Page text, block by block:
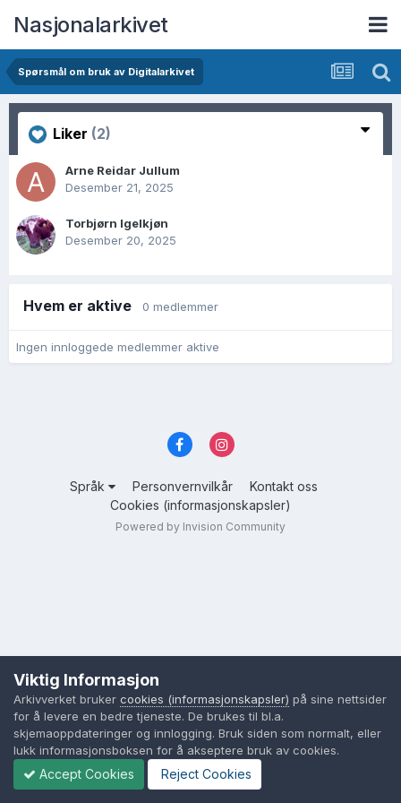
Nasjonalarkivet
Spørsmål om bruk av Digitalarkivet
Liker (2)
Arne Reidar Jullum
Desember 21, 2025
Torbjørn Igelkjøn
Desember 20, 2025
Hvem er aktive 0 medlemmer
Ingen innloggede medlemmer aktive
Språk Personvernvilkår
Kontakt oss
Cookies (informasjonskapsler)
Powered by Invision Community
Viktig Informasjon
Arkivverket bruker cookies (informasjonskapsler) på sine nettsider
for å levere en bedre tjeneste. De brukes til bl.a.
skjemaoppdateringer og innlogging. Bruk siden som normalt, eller
lukk informasjonsboksen for å akseptere bruk av cookies.
Accept Cookies Reject Cookies